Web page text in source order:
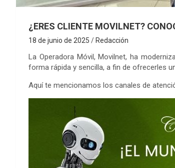
¿ERES CLIENTE MOVILNET?
18 de junio de 2025 Redacción
La Operadora Móvil, Movilnet, ha
forma rápida y sencilla, a fin de ofrecerles
Aquí te mencionamos los canales de